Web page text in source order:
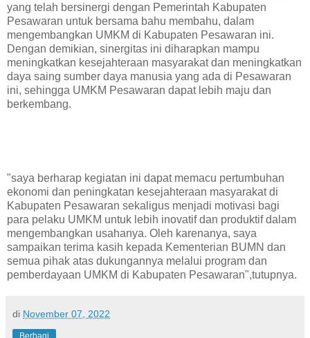
yang telah bersinergi dengan Pemerintah Kabupaten
Pesawaran untuk bersama bahu membahu, dalam
mengembangkan UMKM di Kabupaten Pesawaran ini.
Dengan demikian, sinergitas ini diharapkan mampu
meningkatkan kesejahteraan masyarakat dan meningkatkan
daya saing sumber daya manusia yang ada di Pesawaran
ini, sehingga UMKM Pesawaran dapat lebih maju dan
berkembang.
"saya berharap kegiatan ini dapat memacu pertumbuhan
ekonomi dan peningkatan kesejahteraan masyarakat di
Kabupaten Pesawaran sekaligus menjadi motivasi bagi
para pelaku UMKM untuk lebih inovatif dan produktif dalam
mengembangkan usahanya. Oleh karenanya, saya
sampaikan terima kasih kepada Kementerian BUMN dan
semua pihak atas dukungannya melalui program dan
pemberdayaan UMKM di Kabupaten Pesawaran",tutupnya.
di November 07, 2022
Berbagi